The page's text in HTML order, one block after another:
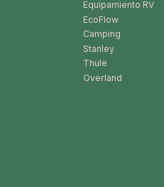
Equipamiento RV
EcoFlow
Camping
Stanley
Thule
Overland